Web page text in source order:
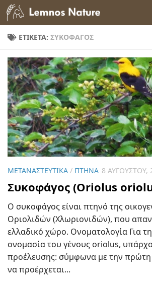
Skip to content
ΕΤΙΚΈΤΑ: ΣΥΚΟΦΆΓΟΣ
ΜΕΤΑΝΑΣΤΕΥΤΙΚΆ / ΠΤΗΝΆ 8 ΑΥΓΟΎΣΤΟΥ,
Συκοφάγος (Oriolus
Ο συκοφάγος είναι πτηνό της
Οριολιδών (Χλωριονιδών), που
ελλαδικό χώρο. Ονοματολογία Για τη
ονομασία του γένους oriolus,
προέλευσης: σύμφωνα με την πρώτη
να προέρχεται...